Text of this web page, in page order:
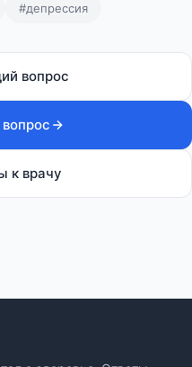
#депрессия
вопрос
к врачу